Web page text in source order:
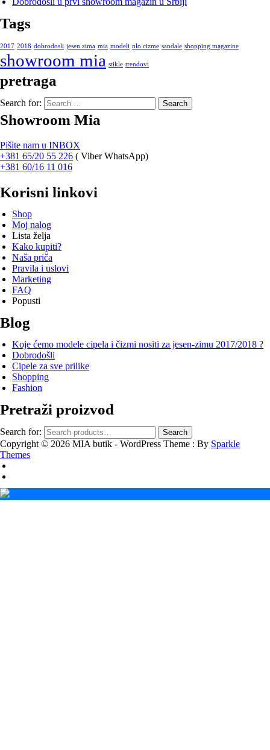
Tags
2017 2018 dobrodosli jesen zima mia modeli nlo cizme sandale shopping magazine
showroom mia stikle trendovi
pretraga
Search for:
Showroom Mia
Pišite nam u INBOX
+381 65/20 55 226 ( Viber WhatsApp)
+381 60/16 11 016
Korisni linkovi
Shop
Moj nalog
Lista želja
Kako kupiti?
Naša priča
Pravila i uslovi
Marketing
FAQ
Popusti
Blog
Koje ćemo modele cipela i čizmi nositi za jesen-zimu 2017/2018 ?
Dobrodošli
Cipele za sve prilike
Shopping
Fashion
Pretraži proizvod
Search for: Search
Copyright © 2026 MIA butik - WordPress Theme : By Sparkle
Themes